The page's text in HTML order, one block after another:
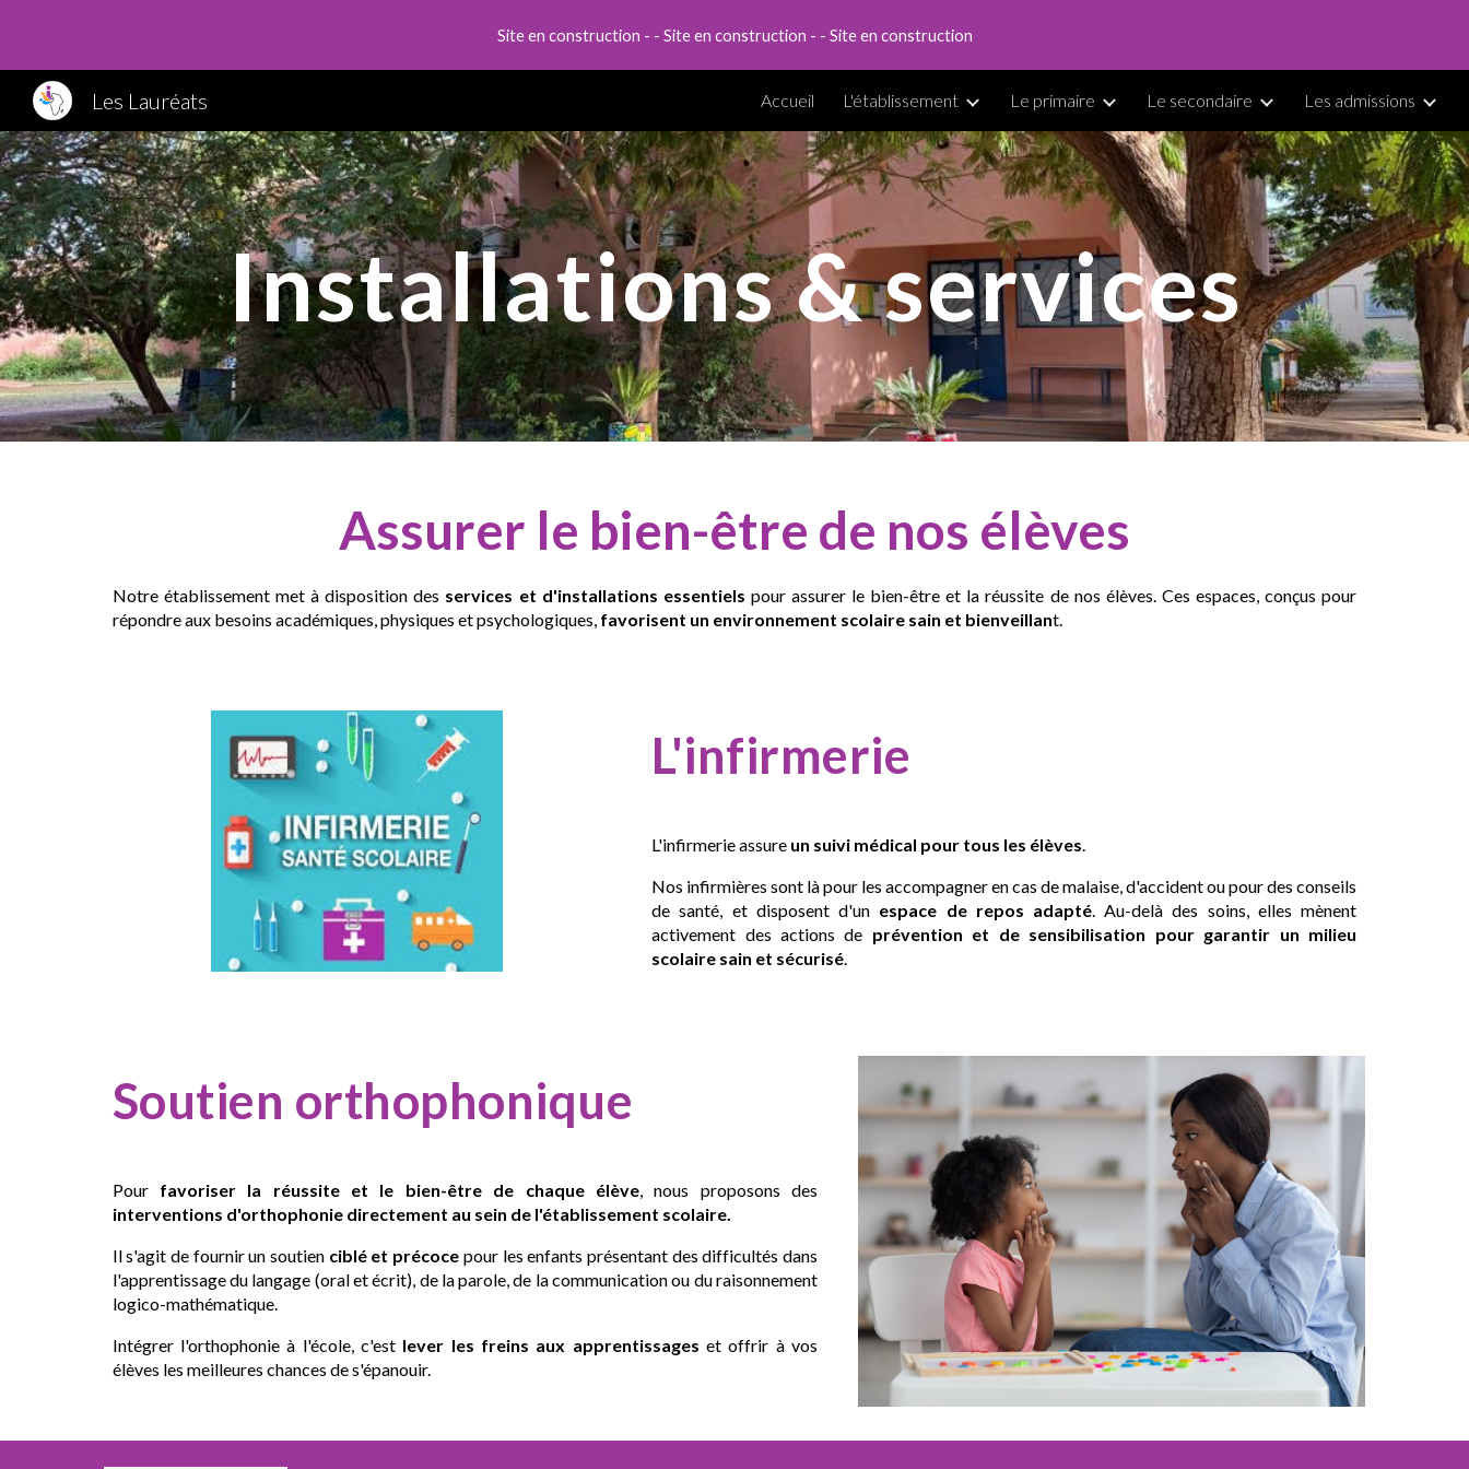
Skip to main content Skip to navigation
Site en construction - - Site en construction - - Site en construction
Les Lauréats Accueil L'établissement Le primaire Le secondaire Les admissions
Installations & services
Assurer le bien-être de nos élèves
Notre établissement met à disposition des services et d'installations essentiels pour assurer le bien-être et la réussite de nos élèves. Ces espaces, conçus pour
répondre aux besoins académiques, physiques et psychologiques, favorisent un environnement scolaire sain et bienveillant.
L'infirmerie
L'infirmerie assure un suivi médical pour tous les élèves.
Nos infirmières sont là pour les accompagner en cas de malaise, d'accident ou pour des conseils
de santé, et disposent d'un espace de repos adapté. Au-delà des soins, elles mènent
activement desactions de prévention et de sensibilisation pour garantir un milieu
scolaire sain et sécurisé.
Soutien orthophonique
Pourfavoriser la réussite et le bien-être de chaque élève, nous proposons des
interventions d'orthophonie directement au sein de l'établissement scolaire.
Il s'agit de fournir unsoutien ciblé et précoce pour les enfants présentant des difficultés dans
l'apprentissage du langage (oral et écrit), de la parole, de la communication ou du raisonnement
logico-mathématique.
Intégrer l'orthophonie à l'école, c'est lever les freins aux apprentissages et offrir à vos
élèves les meilleures chances de s'épanouir.